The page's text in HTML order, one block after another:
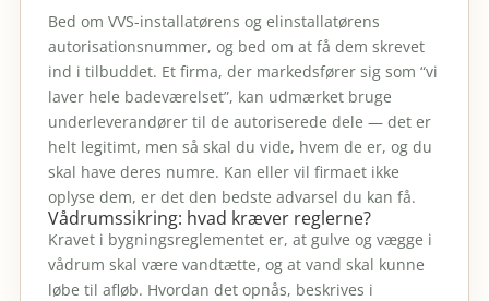
Bed om VVS-installatørens og elinstallatørens
autorisationsnummer, og bed om at få dem skrevet
ind i tilbuddet. Et firma, der markedsfører sig som “vi
laver hele badeværelset”, kan udmærket bruge
underleverandører til de autoriserede dele — det er
helt legitimt, men så skal du vide, hvem de er, og du
skal have deres numre. Kan eller vil firmaet ikke
oplyse dem, er det den bedste advarsel du kan få.
Vådrumssikring: hvad kræver reglerne?
Kravet i bygningsreglementet er, at gulve og vægge i
vådrum skal være vandtætte, og at vand skal kunne
løbe til afløb. Hvordan det opnås, beskrives i